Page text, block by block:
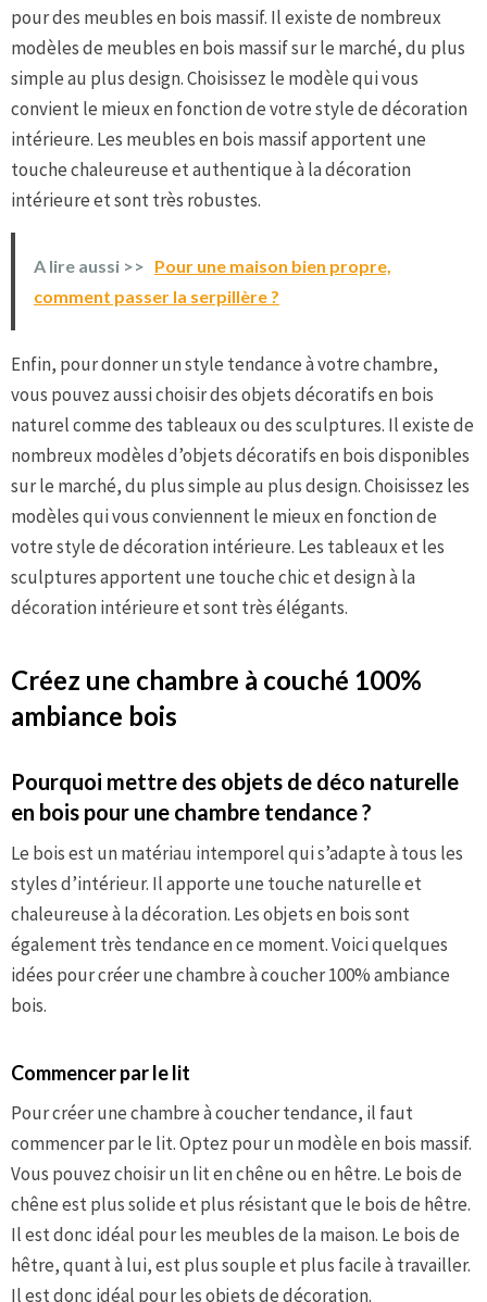
pour des meubles en bois massif. Il existe de nombreux
modèles de meubles en bois massif sur le marché, du plus
simple au plus design. Choisissez le modèle qui vous
convient le mieux en fonction de votre style de décoration
intérieure. Les meubles en bois massif apportent une
touche chaleureuse et authentique à la décoration
intérieure et sont très robustes.
A lire aussi >> Pour une maison bien propre,
comment passer la serpillère ?
Enfin, pour donner un style tendance à votre chambre,
vous pouvez aussi choisir des objets décoratifs en bois
naturel comme des tableaux ou des sculptures. Il existe de
nombreux modèles d’objets décoratifs en bois disponibles
sur le marché, du plus simple au plus design. Choisissez les
modèles qui vous conviennent le mieux en fonction de
votre style de décoration intérieure. Les tableaux et les
sculptures apportent une touche chic et design à la
décoration intérieure et sont très élégants.
Créez une chambre à couché 100%
ambiance bois
Pourquoi mettre des objets de déco naturelle
en bois pour une chambre tendance ?
Le bois est un matériau intemporel qui s’adapte à tous les
styles d’intérieur. Il apporte une touche naturelle et
chaleureuse à la décoration. Les objets en bois sont
également très tendance en ce moment. Voici quelques
idées pour créer une chambre à coucher 100% ambiance
bois.
Commencer par le lit
Pour créer une chambre à coucher tendance, il faut
commencer par le lit. Optez pour un modèle en bois massif.
Vous pouvez choisir un lit en chêne ou en hêtre. Le bois de
chêne est plus solide et plus résistant que le bois de hêtre.
Il est donc idéal pour les meubles de la maison. Le bois de
hêtre, quant à lui, est plus souple et plus facile à travailler.
Il est donc idéal pour les objets de décoration.